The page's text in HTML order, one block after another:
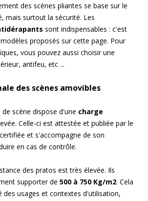
des scènes pliantes se base sur le
mais surtout la sécurité. Les
sont indispensables : c'est
proposés sur cette page. Pour
vous pouvez aussi choisir une
antifeu, etc ...
des scènes amovibles
scène dispose d'une charge
Celle-ci est attestée et publiée par le
et s'accompagne de son
en cas de contrôle.
des pratos est très élevée. Ils
supporter de 500 à 750 Kg/m2. Cela
usages et contextes d'utilisation,